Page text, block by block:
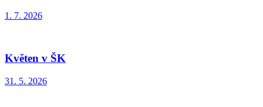
1. 7. 2026
Květen v ŠK
31. 5. 2026